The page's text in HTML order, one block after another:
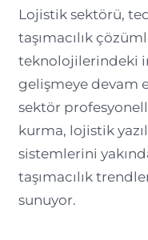
Lojistik sektörü,
taşımacılık
teknolojilerindeki
gelişmeye devam
sektör
kurma, lojistik
sistemlerini
taşımacılık
sunuyor.